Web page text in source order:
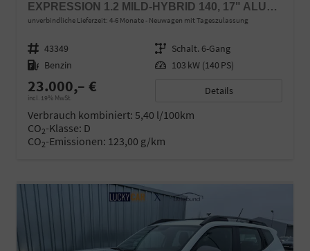
EXPRESSION 1.2 MILD-HYBRID 140, 17" ALUFELGEN "TERGAN", KLIMAANLAGE, RÜCKFAHRKAMERA, PARKSENSOREN HINTEN, LED-SCHEINWERFER, RADIO MEDIA 10" + SMARTPHONE-SPIEGELUNG, ARMLEHNE, DACHRELING, TEMPOMAT, VERKEHRSZEICHENERKENNUNG, SPURASSISTENT
unverbindliche Lieferzeit: 4-6 Monate Neuwagen mit Tageszulassung
Fahrzeugnr. 43349 Getriebe Schalt. 6-Gang
Kraftstoff Benzin Leistung 103 kW (140 PS)
23.000,– €
incl. 19% MwSt.
Details
Verbrauch kombiniert: 5,40 l/100km
CO2-Klasse: D
CO2-Emissionen: 123,00 g/km